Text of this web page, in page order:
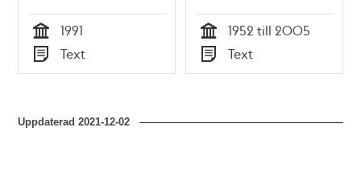
Stockholms
bebyggelse /
Marianne Råberg
Tid
1991
Typ
Text
inventering /
artikelförfattare:
Anna-Karin Ericson
Tid
1952 till 2005
Typ
Text
Uppdaterad2021-12-02